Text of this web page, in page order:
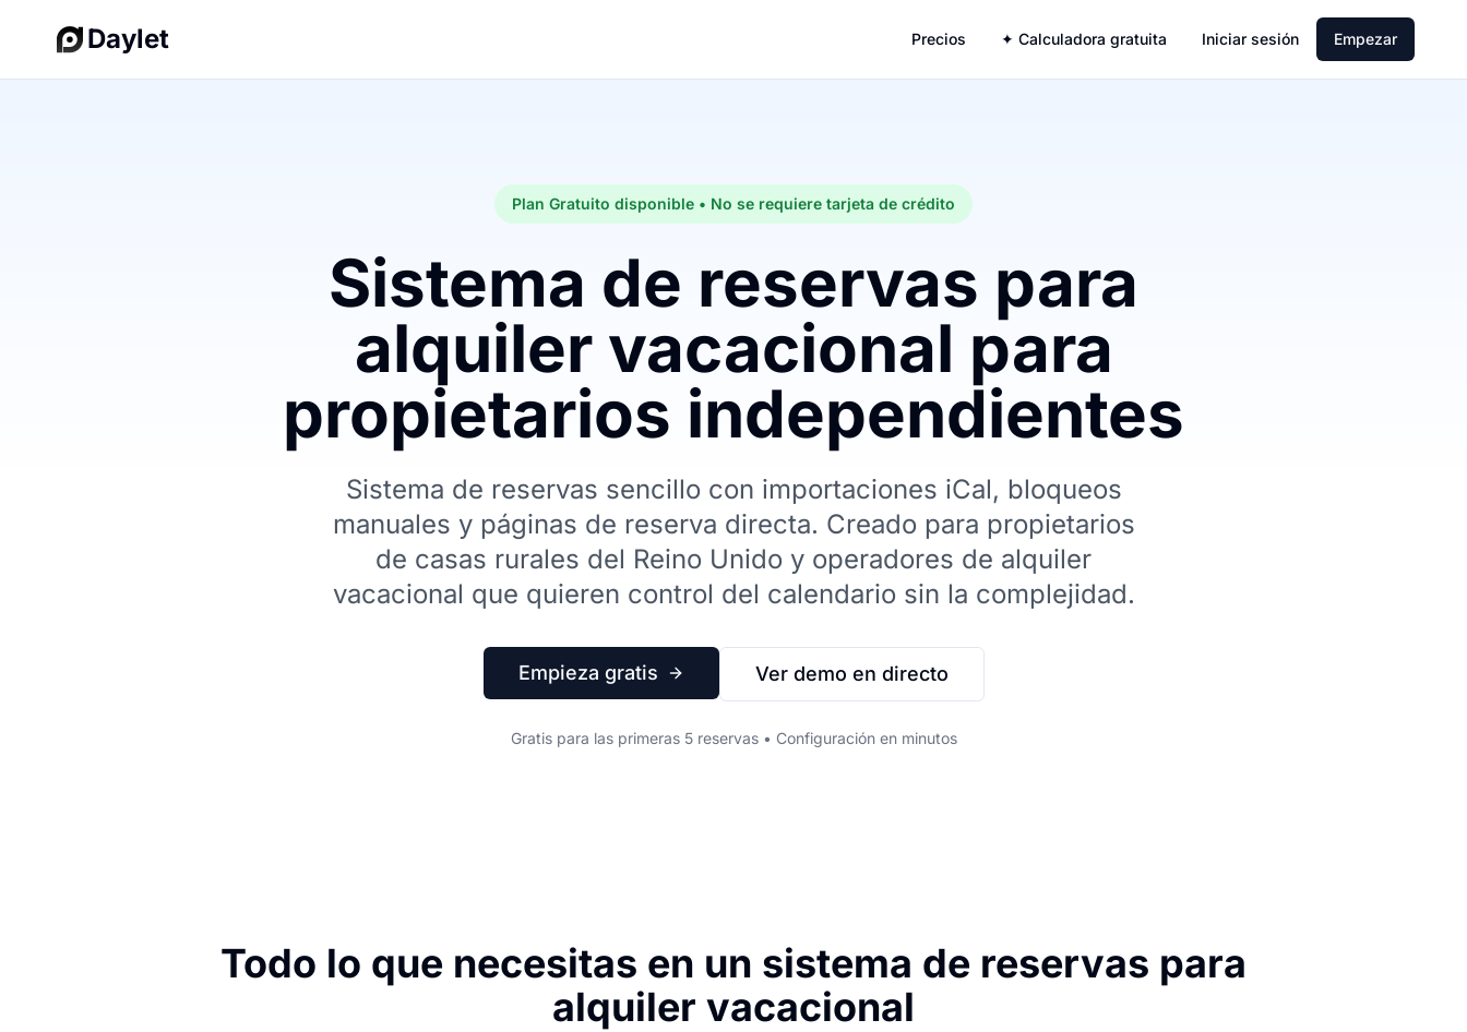
Daylet Precios ✦ Calculadora gratuita Iniciar sesión Empezar
Plan Gratuito disponible • No se requiere tarjeta de crédito
Sistema de reservas para
alquiler vacacional para
propietarios independientes
Sistema de reservas sencillo con importaciones iCal, bloqueos
manuales y páginas de reserva directa. Creado para propietarios
de casas rurales del Reino Unido y operadores de alquiler
vacacional que quieren control del calendario sin la complejidad.
Empieza gratis Ver demo en directo
Gratis para las primeras 5 reservas • Configuración en minutos
Todo lo que necesitas en un sistema de reservas para
alquiler vacacional